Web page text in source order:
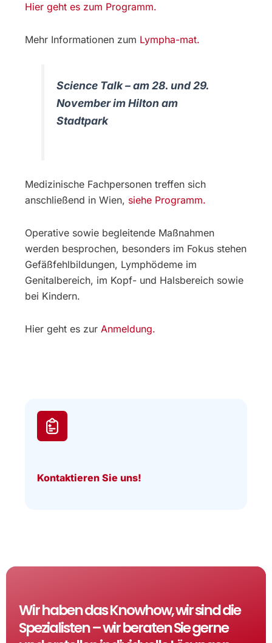
Hier geht es zum Programm.
Mehr Informationen zum Lympha-mat.
Science Talk – am 28. und 29.
November im Hilton am
Stadtpark
Medizinische Fachpersonen treffen sich
anschließend in Wien, siehe Programm.
Operative sowie begleitende Maßnahmen
werden besprochen, besonders im Fokus stehen
Gefäßfehlbildungen, Lymphödeme im
Genitalbereich, im Kopf- und Halsbereich sowie
bei Kindern.
Hier geht es zurAnmeldung.
Kontaktieren Sie uns!
Wir haben das Knowhow, wir sind die
Spezialisten – wir beraten Sie gerne